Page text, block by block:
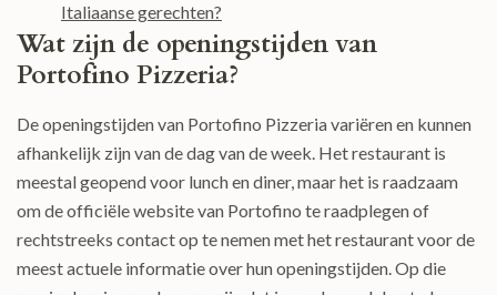
Italiaanse gerechten?
Wat zijn de openingstijden van
Portofino Pizzeria?
De openingstijden van Portofino Pizzeria variëren en kunnen
afhankelijk zijn van de dag van de week. Het restaurant is
meestal geopend voor lunch en diner, maar het is raadzaam
om de officiële website van Portofino te raadplegen of
rechtstreeks contact op te nemen met het restaurant voor de
meest actuele informatie over hun openingstijden. Op die